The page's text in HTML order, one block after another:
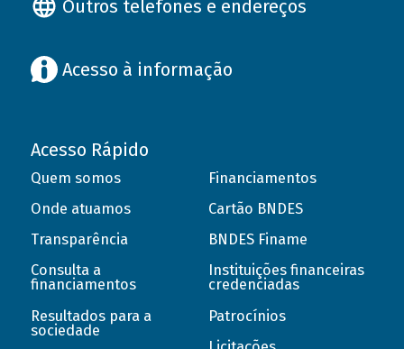
Outros telefones e endereços
Acesso à informação
Acesso Rápido
Quem somos
Onde atuamos
Transparência
Consulta a
financiamentos
Resultados para a
sociedade
Financiamentos
Cartão BNDES
BNDES Finame
Instituições financeiras
credenciadas
Patrocínios